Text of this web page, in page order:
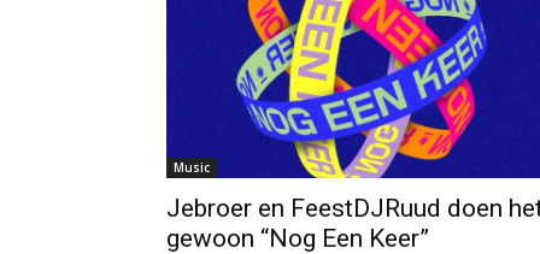
Music
Jebroer en FeestDJRuud doen
gewoon “Nog Een Keer”